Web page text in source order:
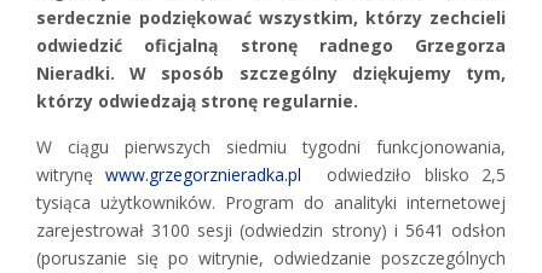
serdecznie podziękować wszystkim, którzy zechcieli
odwiedzić oficjalną stronę radnego Grzegorza
Nieradki. W sposób szczególny dziękujemy tym,
którzy odwiedzają stronę regularnie.
W ciągu pierwszych siedmiu tygodni funkcjonowania,
witrynęwww.grzegorznieradka.pl odwiedziło blisko 2,5
tysiąca użytkowników. Program do analityki internetowej
zarejestrował 3100 sesji (odwiedzin strony) i 5641 odsłon
(poruszanie się po witrynie, odwiedzanie poszczególnych